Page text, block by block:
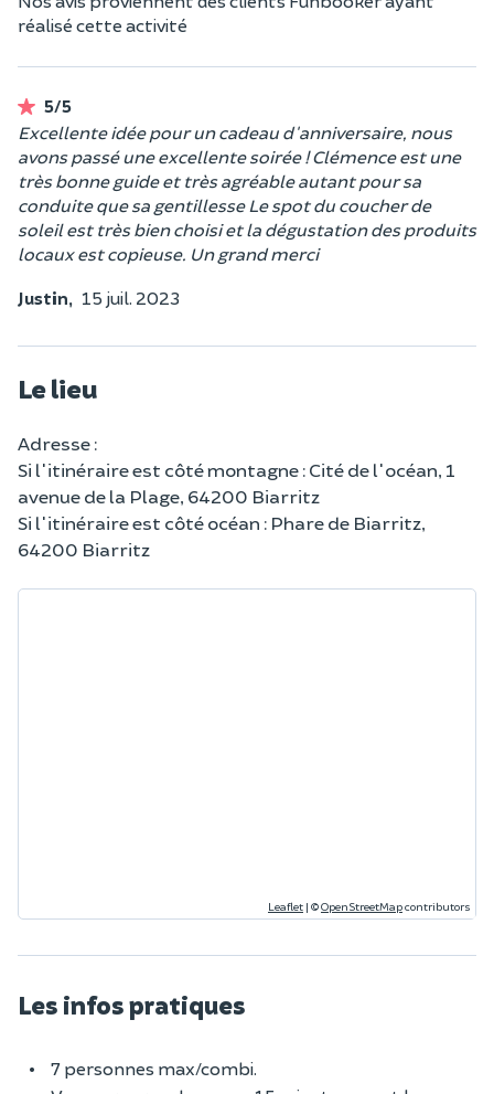
réalisé cette activité
5/5
Excellente idée pour un cadeau d'anniversaire, nous
avons passé une excellente soirée ! Clémence est une
très bonne guide et très agréable autant pour sa
conduite que sa gentillesse Le spot du coucher de
soleil est très bien choisi et la dégustation des produits
locaux est copieuse. Un grand merci
Justin, 15 juil. 2023
Le lieu
Adresse :
Si l'itinéraire est côté montagne : Cité de l'océan, 1
avenue de la Plage, 64200 Biarritz
Si l'itinéraire est côté océan : Phare de Biarritz,
64200 Biarritz
Leaflet | ©OpenStreetMapcontributors
Les infos pratiques
7 personnes max/combi.